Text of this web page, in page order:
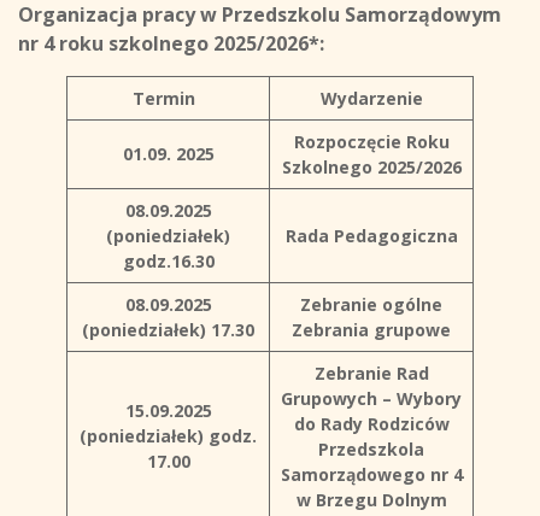
Organizacja pracy w Przedszkolu Samorządowym
nr 4 roku szkolnego 2025/2026*:
Termin Wydarzenie
01.09. 2025
Rozpoczęcie Roku
Szkolnego 2025/2026
08.09.2025
(poniedziałek)
godz.16.30
Rada Pedagogiczna
08.09.2025
(poniedziałek) 17.30
Zebranie ogólne
Zebrania grupowe
15.09.2025
(poniedziałek) godz.
17.00
Zebranie Rad
Grupowych – Wybory
do Rady Rodziców
Przedszkola
Samorządowego nr 4
w Brzegu Dolnym